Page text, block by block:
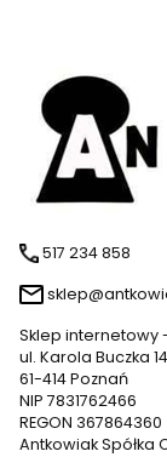
517 234 858
Sklep internetowy
ul. Karola Buczka 14
61-414 Poznań
NIP 7831762466
REGON 367864360
Antkowiak Spółka